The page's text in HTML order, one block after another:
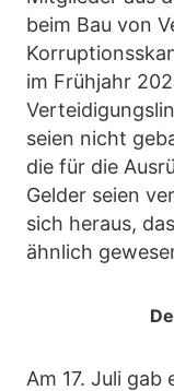
beim Bau von
im Frühjahr
seien nicht
die für die
Gelder seien
sich heraus,
ähnlich
Am 17. Juli